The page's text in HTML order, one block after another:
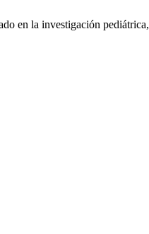
en la investigación pediátrica,